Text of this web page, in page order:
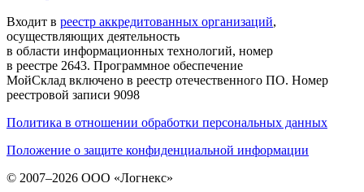
Входит в реестр аккредитованных организаций,
осуществляющих деятельность
в области информационных технологий, номер
в реестре 2643. Программное обеспечение
МойСклад включено в реестр отечественного ПО. Номер
реестровой записи 9098
Политика в отношении обработки персональных данных
Положение о защите конфиденциальной информации
© 2007–2026 ООО «Логнекс»